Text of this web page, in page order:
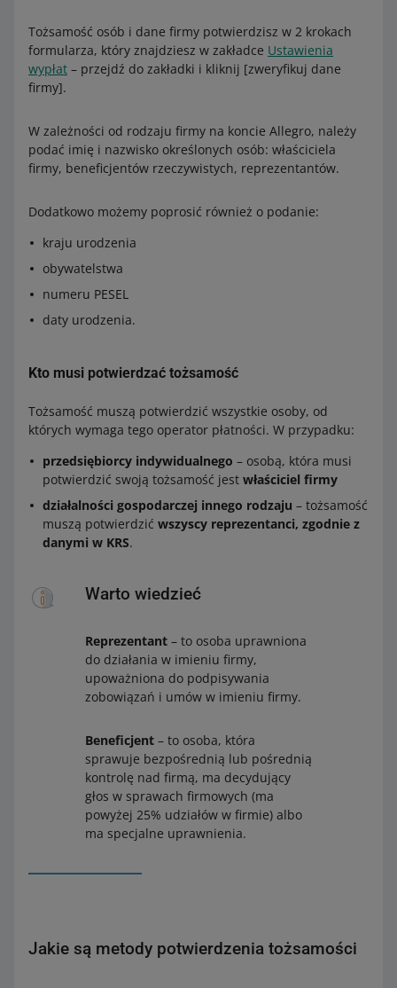
Tożsamość osób i dane firmy potwierdzisz w 2 krokach
formularza, który znajdziesz w zakładce Ustawienia
wypłat – przejdź do zakładki i kliknij [zweryfikuj dane
firmy].
W zależności od rodzaju firmy na koncie Allegro, należy
podać imię i nazwisko określonych osób: właściciela
firmy, beneficjentów rzeczywistych, reprezentantów.
Dodatkowo możemy poprosić również o podanie:
kraju urodzenia
obywatelstwa
numeru PESEL
daty urodzenia.
Kto musi potwierdzać tożsamość
Tożsamość muszą potwierdzić wszystkie osoby, od
których wymaga tego operator płatności. W przypadku:
przedsiębiorcy indywidualnego – osobą, która musi
potwierdzić swoją tożsamość jest właściciel firmy
działalności gospodarczej innego rodzaju – tożsamość
muszą potwierdzić wszyscy reprezentanci, zgodnie z
danymi w KRS.
Warto wiedzieć
Reprezentant – to osoba uprawniona
do działania w imieniu firmy,
upoważniona do podpisywania
zobowiązań i umów w imieniu firmy.
Beneficjent – to osoba, która
sprawuje bezpośrednią lub pośrednią
kontrolę nad firmą, ma decydujący
głos w sprawach firmowych (ma
powyżej 25% udziałów w firmie) albo
ma specjalne uprawnienia.
Jakie są metody potwierdzenia tożsamości